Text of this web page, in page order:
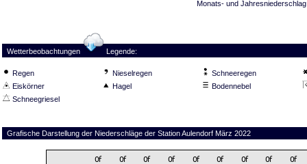
Monats- und Jahresniederschlag
Wetterbeobachtungen Legende:
Regen Nieselregen
Schneeregen
Eiskörner
Hagel
Bodennebel
Schneegriesel
Grafische Darstellung der Niederschläge der Station Aulendorf März 2022